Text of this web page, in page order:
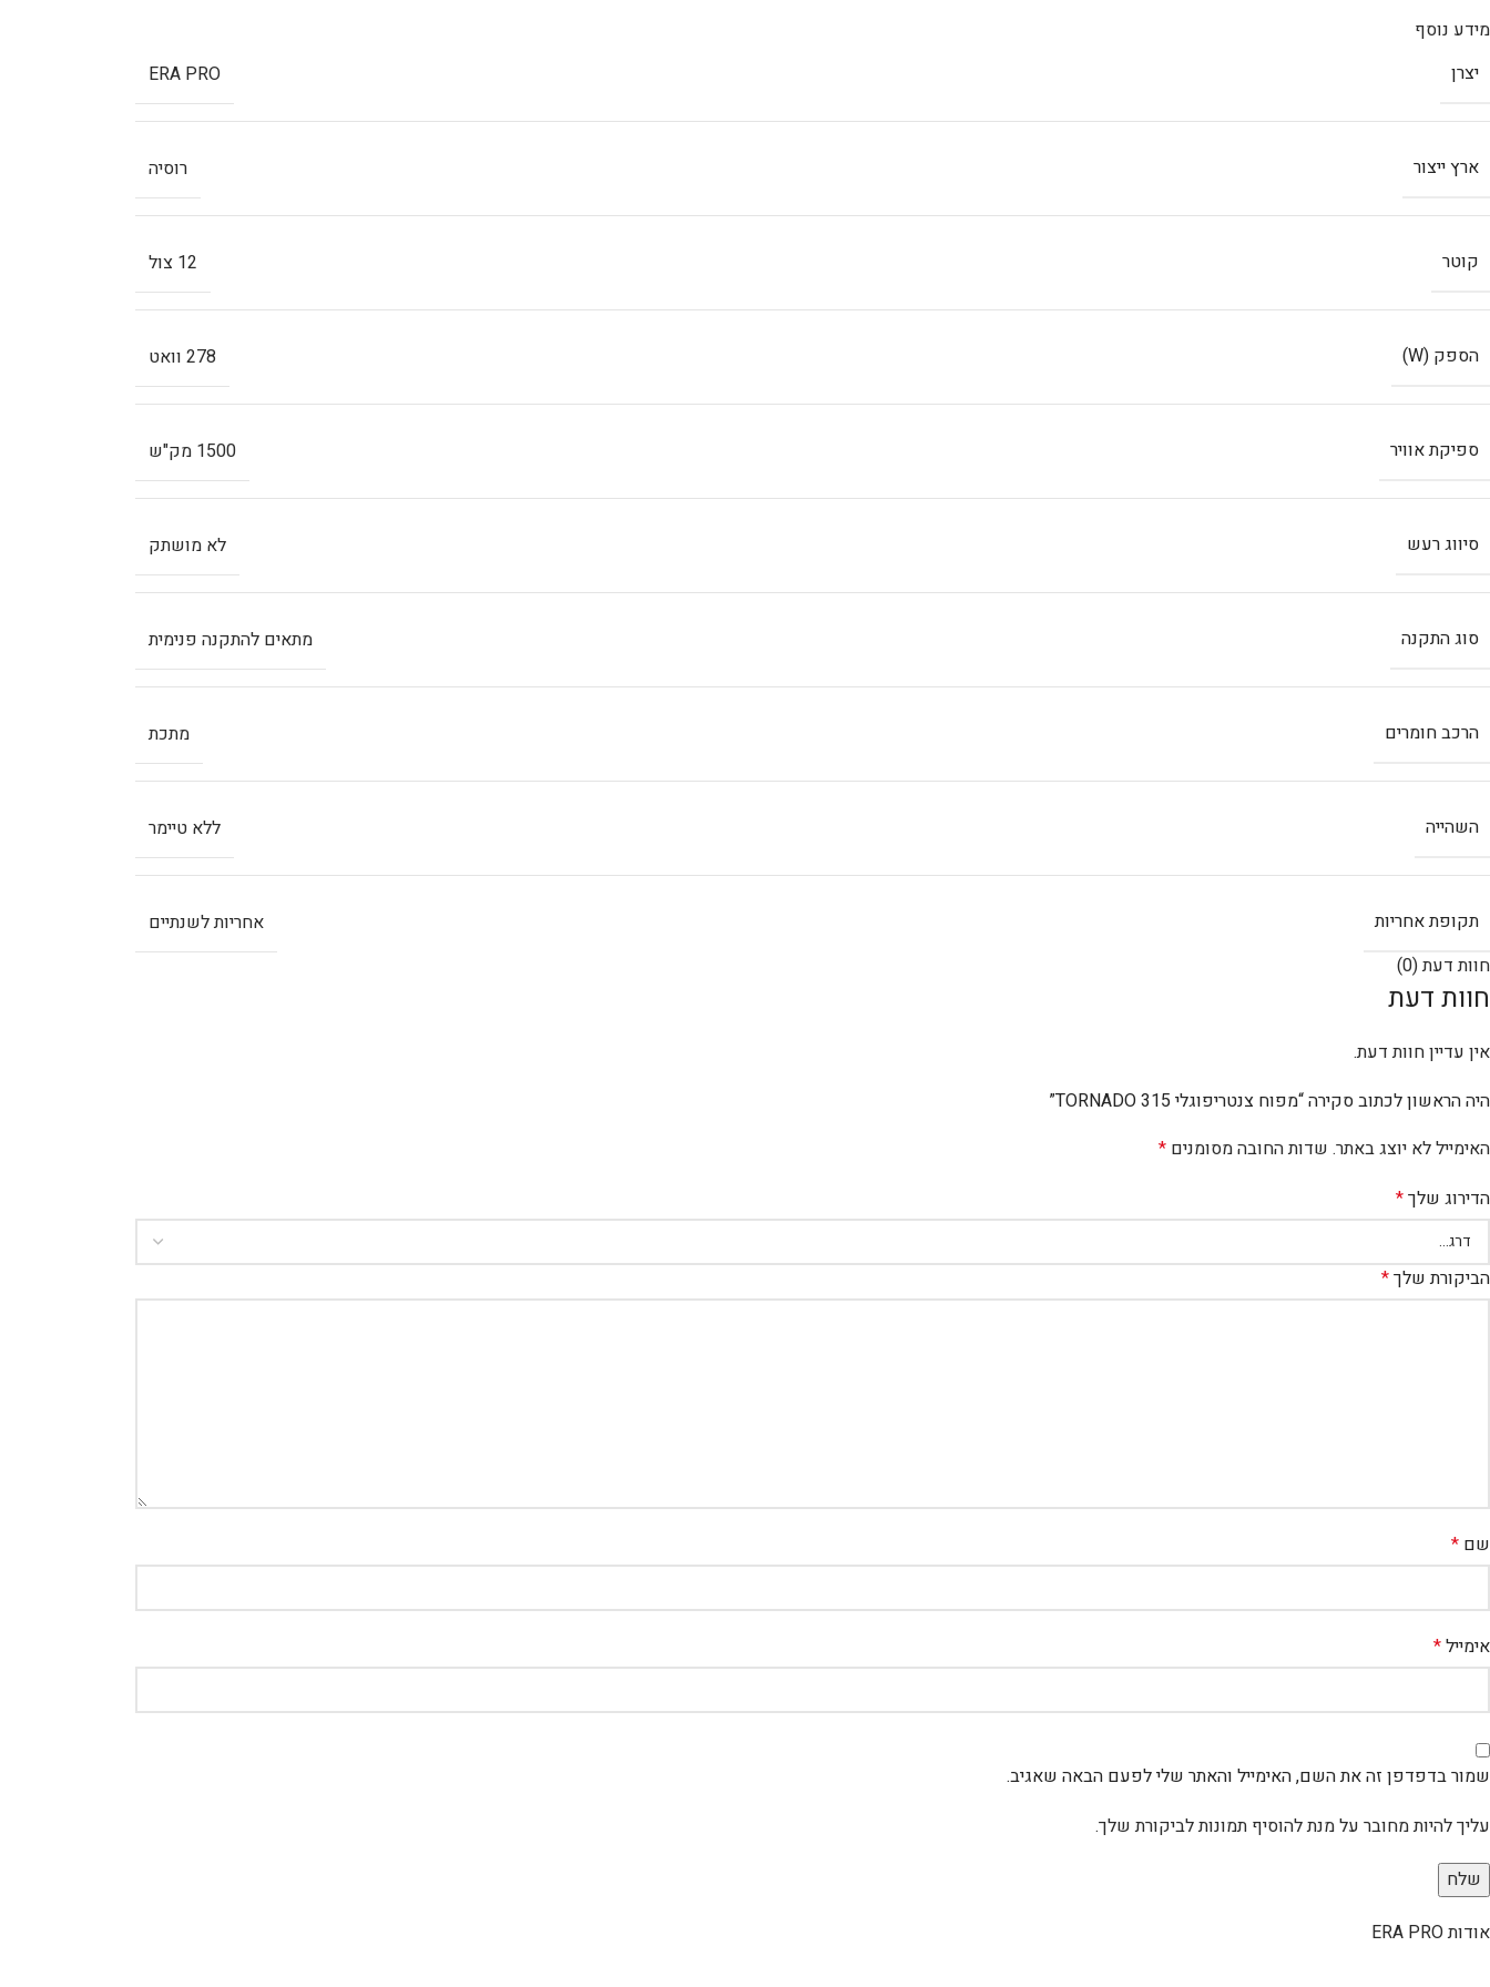
מידע נוסף
יצרן
ERA PRO
ארץ ייצור רוסיה
קוטר 12 צול
הספק (W) 278 וואט
ספיקת אוויר 1500 מק"ש
סיווג רעש לא מושתק
סוג התקנה מתאים להתקנה פנימית
הרכב חומרים מתכת
השהייה ללא טיימר
תקופת אחריות
אחריות לשנתיים
חוות דעת (0)
חוות דעת
אין עדיין חוות דעת.
היה הראשון לכתוב סקירה “מפוח צנטריפוגלי TORNADO 315”
האימייל לא יוצג באתר. שדות החובה מסומנים *
הדירוג שלך*
הביקורת שלך*
שם *
אימייל*
שמור בדפדפן זה את השם, האימייל והאתר שלי לפעם הבאה שאגיב.
עליך להיות מחובר על מנת להוסיף תמונות לביקורת שלך.
אודות ERA PRO